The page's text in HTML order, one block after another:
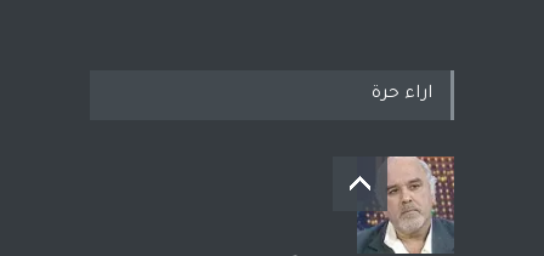
اراء حرة